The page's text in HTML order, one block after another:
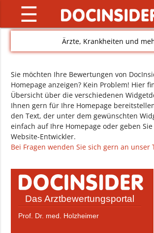
☰
Ärzte, Krankheiten und
Sie möchten Ihre Bewertungen von
Homepage anzeigen? Kein Problem! Hier
Übersicht über die verschiedenen
Ihnen gern für Ihre Homepage
den Text, der unter dem gewünschten
einfach auf Ihre Homepage oder geben
Website-Entwickler.
Bei Fragen wenden Sie sich gern an unser